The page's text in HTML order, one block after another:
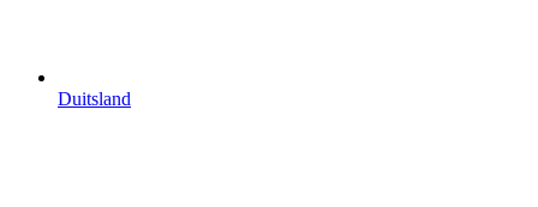
Duitsland